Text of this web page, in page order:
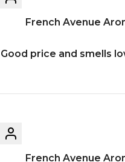
French Avenue
Good price and smells
French Avenue